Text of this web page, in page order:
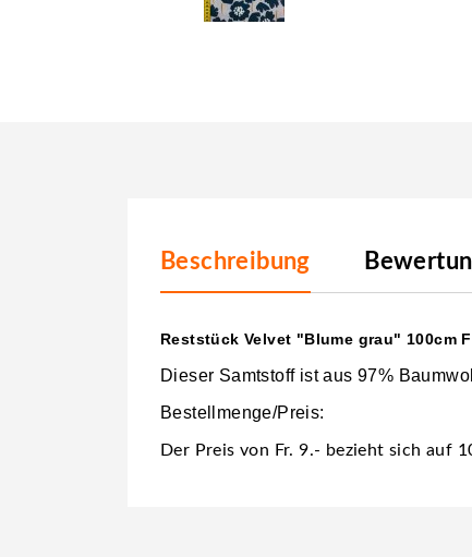
Beschreibung
Reststück Velvet "Blume grau" 100cm
Dieser Samtstoff ist aus 97%
Bestellmenge/Preis:
Der Preis von Fr. 9.- bezieht sich auf